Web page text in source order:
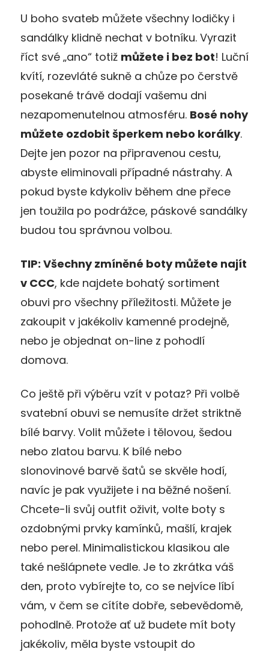
U boho svateb můžete všechny lodičky i
sandálky klidně nechat v botníku. Vyrazit
říct své „ano“ totiž můžete i bez bot! Luční
kvítí, rozevláté sukně a chůze po čerstvě
posekané trávě dodají vašemu dni
nezapomenutelnou atmosféru. Bosé nohy
můžete ozdobit šperkem nebo korálky.
Dejte jen pozor na připravenou cestu,
abyste eliminovali případné nástrahy. A
pokud byste kdykoliv během dne přece
jen toužila po podrážce, páskové sandálky
budou tou správnou volbou.
TIP: Všechny zmíněné boty můžete najít
v CCC, kde najdete bohatý sortiment
obuvi pro všechny příležitosti. Můžete je
zakoupit v jakékoliv kamenné prodejně,
nebo je objednat on-line z pohodlí
domova.
Co ještě při výběru vzít v potaz? Při volbě
svatební obuvi se nemusíte držet striktně
bílé barvy. Volit můžete i tělovou, šedou
nebo zlatou barvu. K bílé nebo
slonovinové barvě šatů se skvěle hodí,
navíc je pak využijete i na běžné nošení.
Chcete-li svůj outfit oživit, volte boty s
ozdobnými prvky kamínků, mašlí, krajek
nebo perel. Minimalistickou klasikou ale
také nešlápnete vedle. Je to zkrátka váš
den, proto vybírejte to, co se nejvíce líbí
vám, v čem se cítíte dobře, sebevědomě,
pohodlně. Protože ať už budete mít boty
jakékoliv, měla byste vstoupit do